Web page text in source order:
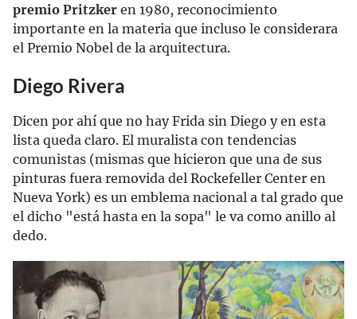
premio Pritzker en 1980, reconocimiento
importante en la materia que incluso le considerara
el Premio Nobel de la arquitectura.
Diego Rivera
Dicen por ahí que no hay Frida sin Diego y en esta
lista queda claro. El muralista con tendencias
comunistas (mismas que hicieron que una de sus
pinturas fuera removida del Rockefeller Center en
Nueva York) es un emblema nacional a tal grado que
el dicho "está hasta en la sopa" le va como anillo al
dedo.